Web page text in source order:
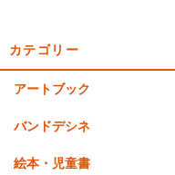
カテゴリー
アートブック
バンドデシネ
絵本・児童書